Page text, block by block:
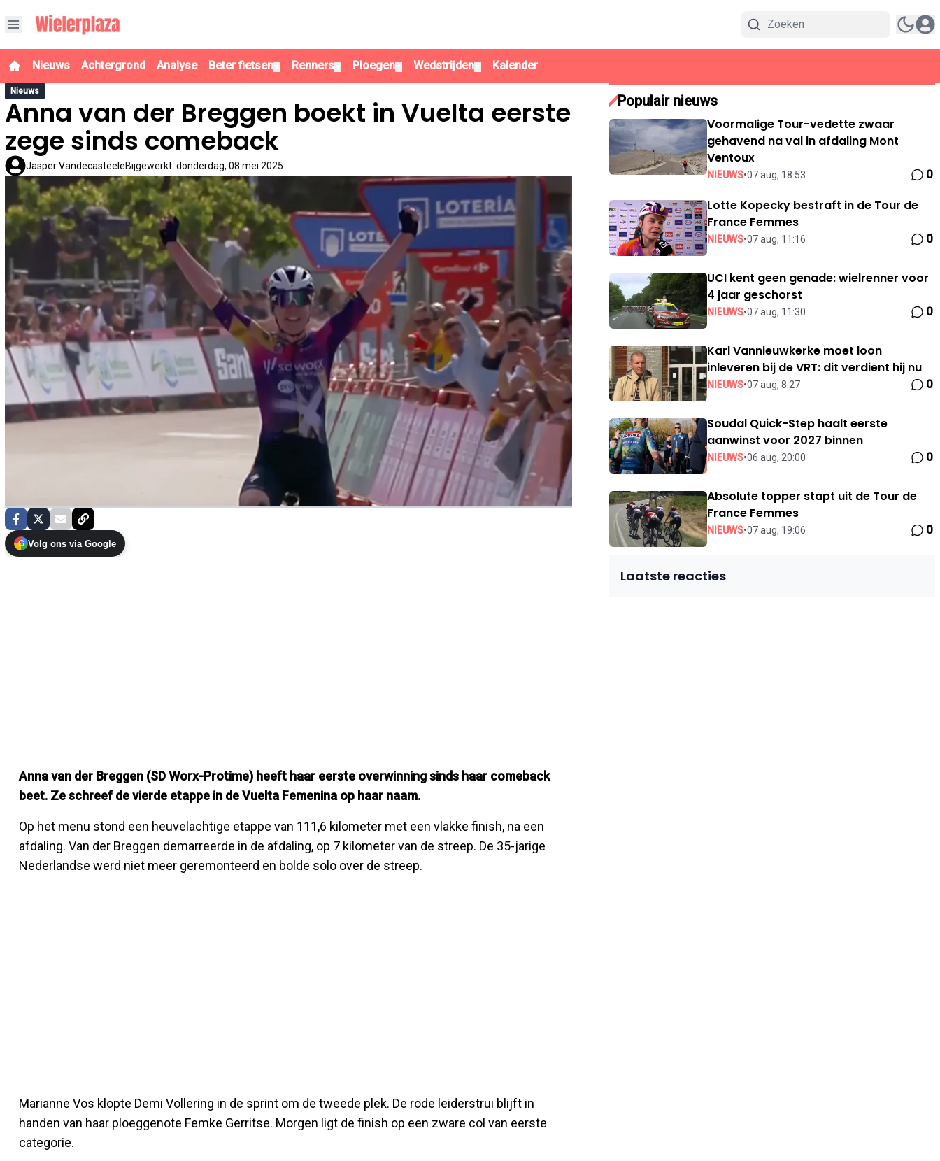
Nieuws Achtergrond Analyse Beter fietsen Renners Ploegen Wedstrijden Kalender
Nieuws
Anna van der Breggen boekt in Vuelta eerste
zege sinds comeback
Jasper VandecasteeleBijgewerkt: donderdag, 08 mei 2025
G Volg ons via Google
Anna van der Breggen (SD Worx-Protime) heeft haar eerste overwinning sinds haar comeback
beet. Ze schreef de vierde etappe in de Vuelta Femenina op haar naam.
Op het menu stond een heuvelachtige etappe van 111,6 kilometer met een vlakke finish, na een
afdaling. Van der Breggen demarreerde in de afdaling, op 7 kilometer van de streep. De 35-jarige
Nederlandse werd niet meer geremonteerd en bolde solo over de streep.
Marianne Vos klopte Demi Vollering in de sprint om de tweede plek. De rode leiderstrui blijft in
handen van haar ploeggenote Femke Gerritse. Morgen ligt de finish op een zware col van eerste
categorie.
Populair nieuws
Voormalige Tour-vedette zwaar
gehavend na val in afdaling Mont
Ventoux
NIEUWS•07 aug, 18:53 0
Lotte Kopecky bestraft in de Tour de
France Femmes
NIEUWS•07 aug, 11:16 0
UCI kent geen genade: wielrenner voor
4 jaar geschorst
NIEUWS•07 aug, 11:30 0
Karl Vannieuwkerke moet loon
inleveren bij de VRT: dit verdient hij nu
NIEUWS•07 aug, 8:27 0
Soudal Quick-Step haalt eerste
aanwinst voor 2027 binnen
NIEUWS•06 aug, 20:00 0
Absolute topper stapt uit de Tour de
France Femmes
NIEUWS•07 aug, 19:06 0
Laatste reacties